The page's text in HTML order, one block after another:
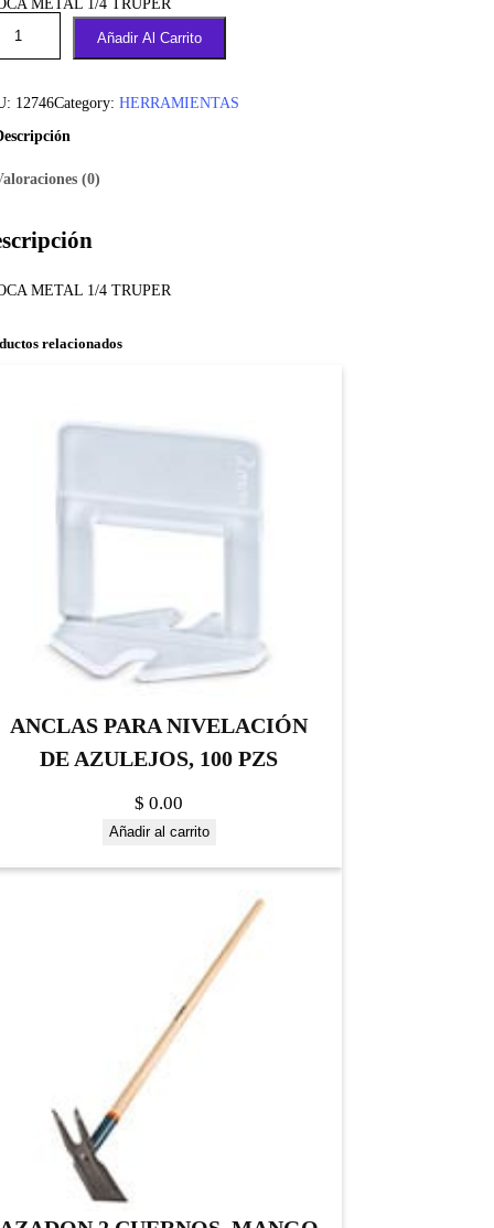
METAL 1/4 TRUPER
Añadir Al Carrito
12746Category: HERRAMIENTAS
(0)
METAL 1/4 TRUPER
relacionados
ANCLAS PARA NIVELACIÓN
DE AZULEJOS, 100 PZS
$ 0.00
Añadir al carrito